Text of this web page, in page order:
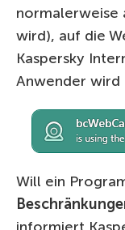
normalerweise
wird), auf die
Kaspersky
Anwender
Will ein